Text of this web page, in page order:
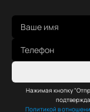
Нажимая кнопку
Политикой в